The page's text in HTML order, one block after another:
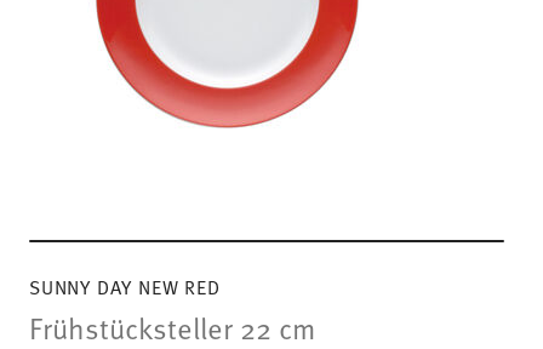
SUNNY DAY NEW RED
Frühstücksteller 22 cm